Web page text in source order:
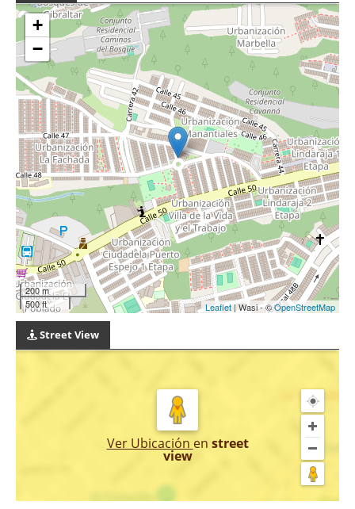
+
−
200 m
500 ft
Leaflet| Wasi - ©OpenStreetMap
Street View
Ver Ubicación en street
view